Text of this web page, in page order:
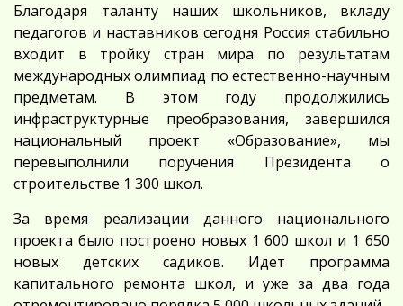
Благодаря таланту наших школьников, вкладу
педагогов и наставников сегодня Россия стабильно
входит в тройку стран мира по результатам
международных олимпиад по естественно-научным
предметам. В этом году продолжились
инфраструктурные преобразования, завершился
национальный проект «Образование», мы
перевыполнили поручения Президента о
строительстве 1 300 школ.
За время реализации данного национального
проекта было построено новых 1 600 школ и 1 650
новых детских садиков. Идет программа
капитального ремонта школ, и уже за два года